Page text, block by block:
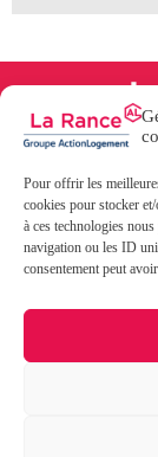
Pour offrir les
cookies pour stocker
à ces technologies
navigation ou les ID
consentement peut